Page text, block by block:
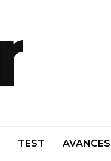
TEST AVANCES